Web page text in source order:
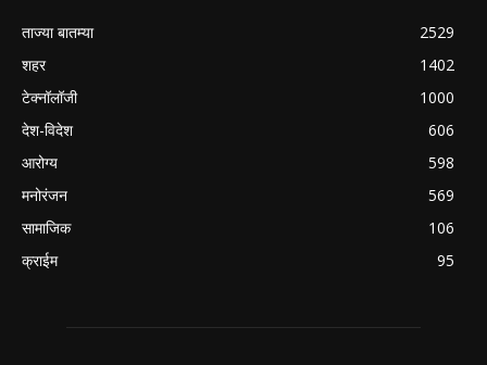
ताज्या बातम्या
2529
शहर
1402
टेक्नॉलॉजी
1000
देश-विदेश
606
आरोग्य
598
मनोरंजन
569
सामाजिक
106
क्राईम
95